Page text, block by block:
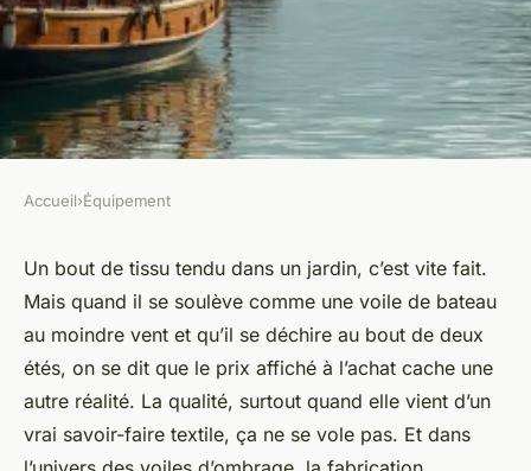
ÉQUIPEMENT
Pourquoi choisir des voiles
d'ombrage fabriquées en
France
Fabien•30/05/2026 17:44 •10 min de lecture
Accueil›Équipement
Un bout de tissu tendu dans un jardin, c’est vite fait.
Mais quand il se soulève comme une voile de bateau
au moindre vent et qu’il se déchire au bout de deux
étés, on se dit que le prix affiché à l’achat cache une
autre réalité. La qualité, surtout quand elle vient d’un
vrai savoir-faire textile, ça ne se vole pas. Et dans